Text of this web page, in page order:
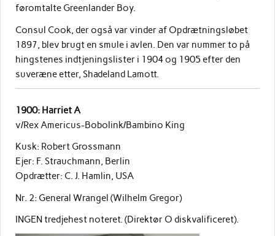
føromtalte Greenlander Boy.
Consul Cook, der også var vinder af Opdrætningsløbet
1897, blev brugt en smule i avlen. Den var nummer to på
hingstenes indtjeningslister i 1904 og 1905 efter den
suveræne etter, Shadeland Lamott.
1900: Harriet A
v/Rex Americus-Bobolink/Bambino King
Kusk: Robert Grossmann
Ejer: F. Strauchmann, Berlin
Opdrætter: C. J. Hamlin, USA
Nr. 2: General Wrangel (Wilhelm Gregor)
INGEN tredjehest noteret. (Direktør O diskvalificeret).